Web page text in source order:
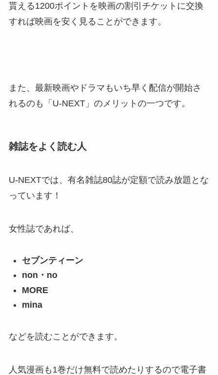
貰える1200ポイントを映画の割引チケットに交換
すれば映画を安く見ることができます。
また、最新映画やドラマもいち早く配信が開始さ
れるのも「U-NEXT」のメリットの一つです。
雑誌をよく読む人
U-NEXTでは、有名雑誌80誌が定額で読み放題とな
っています！
女性誌であれば、
セブンティーン
non・no
MORE
mina
などを読むことができます。
人気漫画も1巻だけ無料で読めたりするので電子書